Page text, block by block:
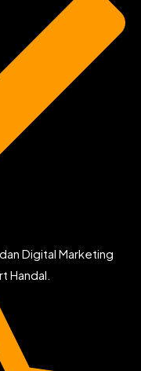
Digital Marketing
Handal.